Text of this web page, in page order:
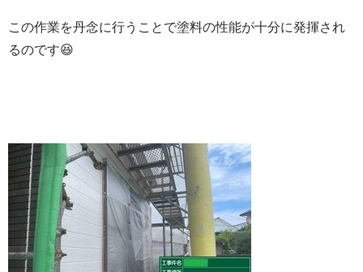
この作業を丹念に行うことで塗料の性能が十分に発揮され
るのです😆